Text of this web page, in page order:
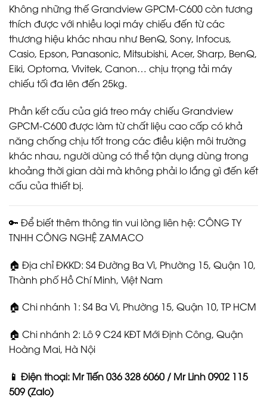
Không những thế Grandview GPCM-C600 còn tương
thích được với nhiều loại máy chiếu đến từ các
thương hiệu khác nhau như BenQ, Sony, Infocus,
Casio, Epson, Panasonic, Mitsubishi, Acer, Sharp, BenQ,
Eiki, Optoma, Vivitek, Canon… chịu trọng tải máy
chiếu tối đa lên đến 25kg.
Phần kết cấu của giá treo máy chiếu Grandview
GPCM-C600 được làm từ chất liệu cao cấp có khả
năng chống chịu tốt trong các điều kiện môi trường
khác nhau, người dùng có thể tận dụng dùng trong
khoảng thời gian dài mà không phải lo lắng gì đến kết
cấu của thiết bị.
🔑 Để biết thêm thông tin vui lòng liên hệ: CÔNG TY
TNHH CÔNG NGHỆ ZAMACO
🏠 Địa chỉ ĐKKD: S4 Đường Ba Vì, Phường 15, Quận 10,
Thành phố Hồ Chí Minh, Việt Nam
🏠 Chi nhánh 1: S4 Ba Vì, Phường 15, Quận 10, TP HCM
🏠 Chi nhánh 2: Lô 9 C24 KĐT Mới Định Công, Quận
Hoàng Mai, Hà Nội
📱 Điện thoại: Mr Tiến 036 328 6060 / Mr Linh 0902 115
509 (Zalo)